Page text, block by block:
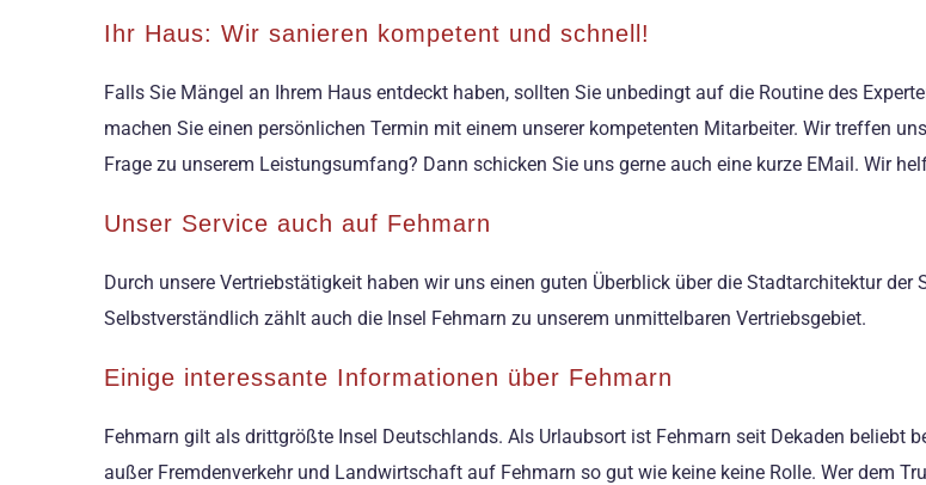
Ihr Haus: Wir sanieren kompetent und schnell!
Falls Sie Mängel an Ihrem Haus entdeckt haben, sollten Sie unbedingt auf die Routine des
machen Sie einen persönlichen Termin mit einem unserer kompetenten Mitarbeiter. Wir treffen
Frage zu unserem Leistungsumfang? Dann schicken Sie uns gerne auch eine kurze EMail. Wir
Unser Service auch auf Fehmarn
Durch unsere Vertriebstätigkeit haben wir uns einen guten Überblick über die Stadtarchitektur
Selbstverständlich zählt auch die Insel Fehmarn zu unserem unmittelbaren Vertriebsgebiet.
Einige interessante Informationen über Fehmarn
Fehmarn gilt als drittgrößte Insel Deutschlands. Als Urlaubsort ist Fehmarn seit Dekaden beliebt
außer Fremdenverkehr und Landwirtschaft auf Fehmarn so gut wie keine keine Rolle. Wer dem